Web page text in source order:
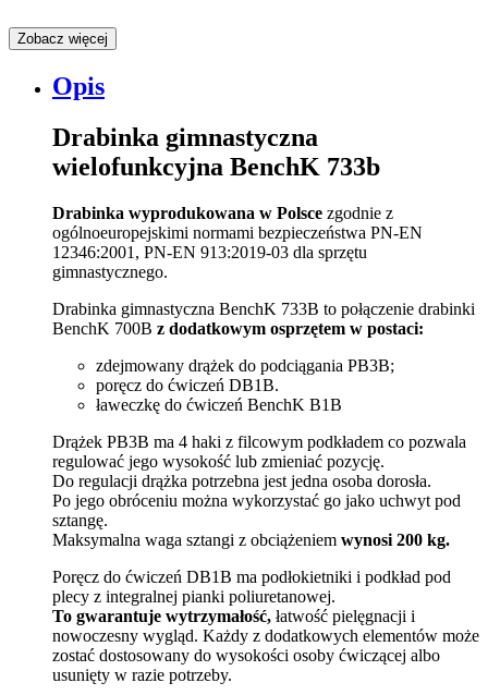
Zobacz więcej
Opis
Drabinka gimnastyczna
wielofunkcyjna BenchK 733b
Drabinka wyprodukowana w Polsce zgodnie z
ogólnoeuropejskimi normami bezpieczeństwa PN-EN
12346:2001, PN-EN 913:2019-03 dla sprzętu
gimnastycznego.
Drabinka gimnastyczna BenchK 733B to połączenie drabinki
BenchK 700B z dodatkowym osprzętem w postaci:
zdejmowany drążek do podciągania PB3B;
poręcz do ćwiczeń DB1B.
ławeczkę do ćwiczeń BenchK B1B
Drążek PB3B ma 4 haki z filcowym podkładem co pozwala
regulować jego wysokość lub zmieniać pozycję.
Do regulacji drążka potrzebna jest jedna osoba dorosła.
Po jego obróceniu można wykorzystać go jako uchwyt pod
sztangę.
Maksymalna waga sztangi z obciążeniem wynosi 200 kg.
Poręcz do ćwiczeń DB1B ma podłokietniki i podkład pod
plecy z integralnej pianki poliuretanowej.
To gwarantuje wytrzymałość, łatwość pielęgnacji i
nowoczesny wygląd. Każdy z dodatkowych elementów może
zostać dostosowany do wysokości osoby ćwiczącej albo
usunięty w razie potrzeby.